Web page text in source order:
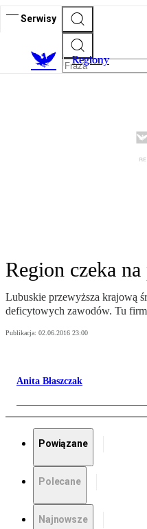
Serwisy
Regiony
Region czeka
Lubuskie przewyższa krajową
deficytowych zawodów. Tu
Publikacja: 02.06.2016 23:00
Anita Błaszczak
Powiązane
Polecane
Najnowsze